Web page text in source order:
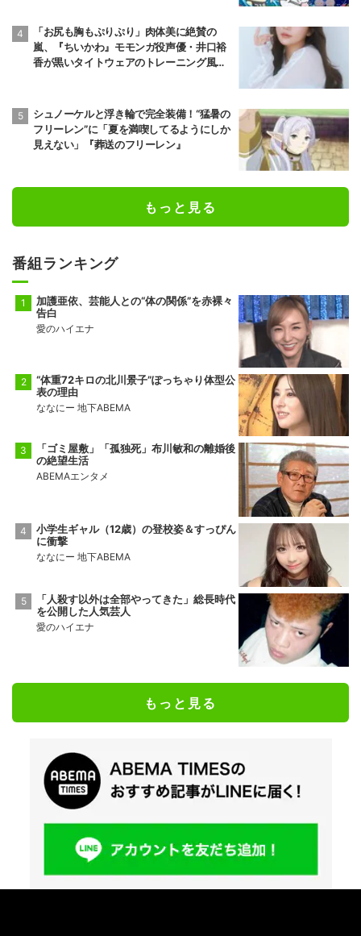
「お尻も胸もぷりぷり」肉体美に絶賛の
嵐、『ちいかわ』モモンガ役声優・井口裕
香が黒いタイトウェアのトレーニング風景
シュノーケルと浮き輪で完全装備！“猛暑の
フリーレン”に「夏を満喫してるようにしか
見えない」『葬送のフリーレン』
もっと見る
番組ランキング
加護亜依、芸能人との“体の関係”を赤裸々
告白
愛のハイエナ
“体重72キロの北川景子”ぽっちゃり体型公
表の理由
ななにー 地下ABEMA
「ゴミ屋敷」「孤独死」布川敏和の離婚後
の絶望生活
ABEMAエンタメ
小学生ギャル（12歳）の登校姿＆すっぴん
に衝撃
ななにー 地下ABEMA
「人殺す以外は全部やってきた」総長時代
を公開した人気芸人
愛のハイエナ
もっと見る